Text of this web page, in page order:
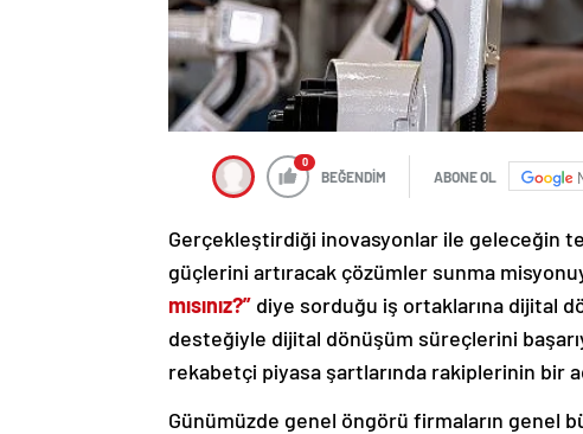
0
BEĞENDİM ABONE OL
Gerçekleştirdiği inovasyonlar ile geleceğin
güçlerini artıracak çözümler sunma
mısınız?” diye sorduğu iş ortaklarına dijital
desteğiyle dijital dönüşüm süreçlerini
rekabetçi piyasa şartlarında rakiplerinin bir
Günümüzde genel öngörü firmaların genel